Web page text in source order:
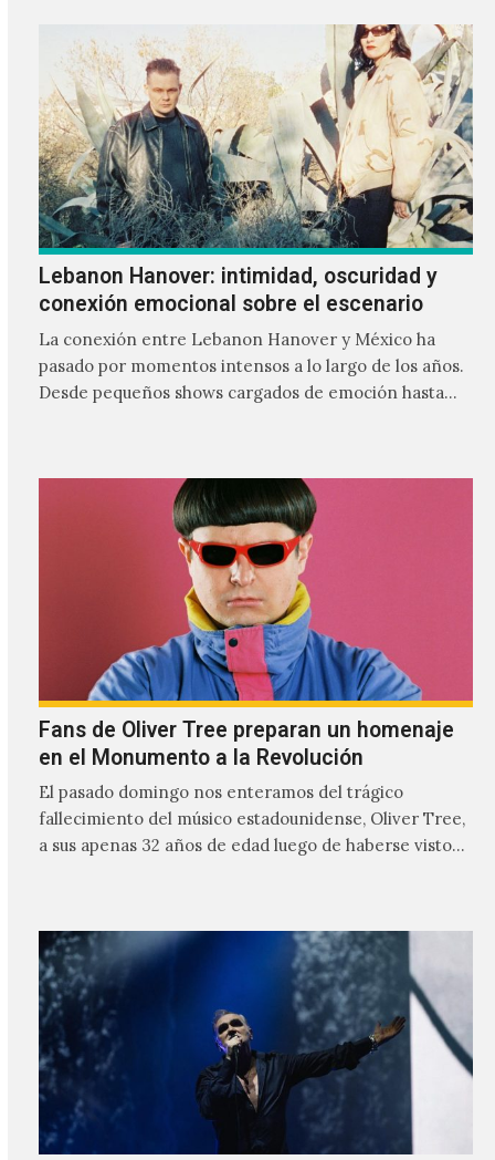
Lebanon Hanover: intimidad, oscuridad y
conexión emocional sobre el escenario
La conexión entre Lebanon Hanover y México ha
pasado por momentos intensos a lo largo de los años.
Desde pequeños shows cargados de emoción hasta
mezcla de post-punk, coldwave y letras
profundamente melancólicas.
Fans de Oliver Tree preparan un homenaje
en el Monumento a la Revolución
El pasado domingo nos enteramos del trágico
fallecimiento del músico estadounidense, Oliver Tree,
a sus apenas 32 años de edad luego de haberse visto